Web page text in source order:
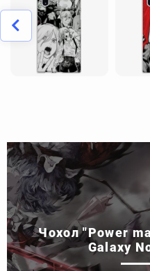
Чохол "Power
Galaxy